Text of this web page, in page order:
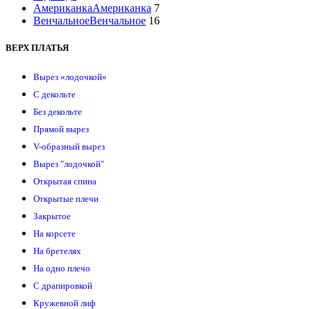
АмериканкаАмериканка 7
ВенчальноеВенчальное 16
ВЕРХ ПЛАТЬЯ
Вырез «лодочкой»
С декольте
Без декольте
Прямой вырез
V-образный вырез
Вырез "лодочкой"
Открытая спина
Открытые плечи
Закрытое
На корсете
На бретелях
На одно плечо
С драпировкой
Кружевной лиф